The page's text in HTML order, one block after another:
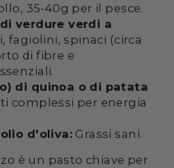
35-40g per il pesce.
verdure verdi a
fagiolini, spinaci (circa
di fibre e
di quinoa o di patata
complessi per energia
d'oliva: Grassi sani.
è un pasto chiave per